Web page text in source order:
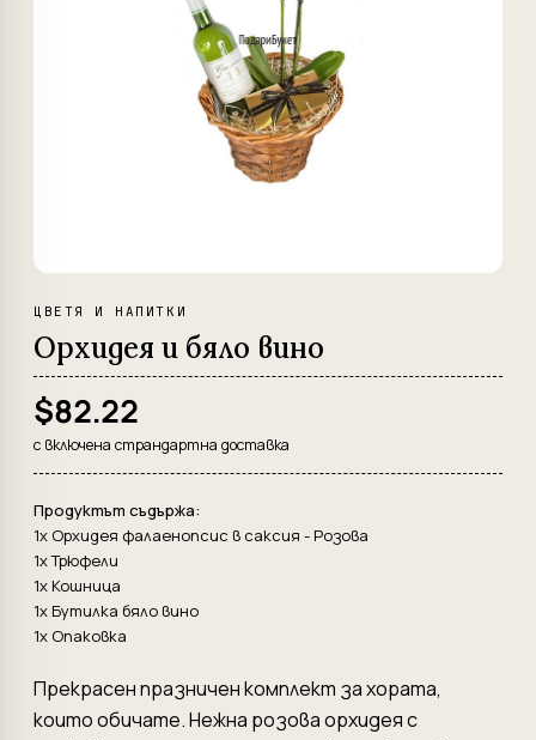
ЦВЕТЯ И НАПИТКИ
Орхидея и бяло вино
$82.22
с включена страндартна доставка
Продуктът съдържа:
1x Орхидея фалаенопсис в саксия - Розова
1x Трюфели
1x Кошница
1x Бутилка бяло вино
1x Опаковка
Прекрасен празничен комплект за хората,
които обичате. Нежна розова орхидея с